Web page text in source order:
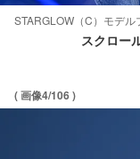
STARGLOW（C）モデル
スクロー
( 画像4/106 )